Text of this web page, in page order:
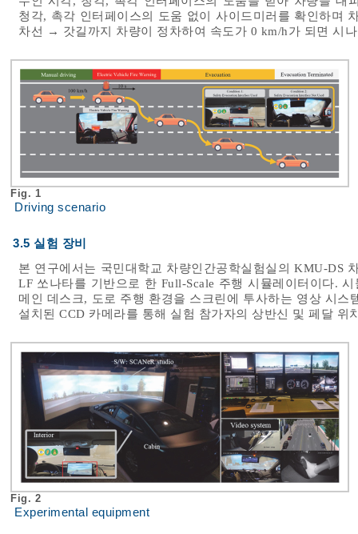
청각, 촉각 인터페이스의 도움 없이 사이드미러를 확인하
차선 → 갓길까지 차량이 정차하여 속도가 0 km/h가 되면 시
Fig. 1
Driving scenario
3.5 실험 장비
본 연구에서는 국민대학교 차량인간공학실험실의 KMU-DS
LF 쏘나타를 기반으로 한 Full-Scale 주행 시뮬레이터이다.
메인 데스크, 도로 주행 환경을 스크린에 투사하는 영상 시
설치된 CCD 카메라를 통해 실험 참가자의 상반신 및 페달 위
Fig. 2
Experimental equipment